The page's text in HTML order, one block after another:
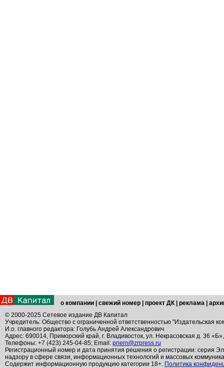
о компании свежий номер проект ДК реклама
© 2000-2025 Сетевое издание ДВ Капитал
Учредитель: Общество с ограниченной ответственностью "Издательская
И.о. главного редактора: Голубь Андрей Александрович
Адрес: 690014, Приморский край, г. Владивосток, ул. Некрасовская д. 36
Телефоны: +7 (423) 245-04-85; Email: priem@zrpress.ru
Регистрационный номер и дата принятия решения о регистрации: серия
надзору в сфере связи, информационных технологий и массовых
Содержит информационную продукцию категории 18+. Политика